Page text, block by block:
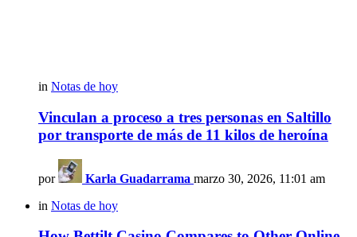
in Notas de hoy
Vinculan a proceso a tres personas en Saltillo
por transporte de más de 11 kilos de heroína
por Karla Guadarrama marzo 30, 2026, 11:01 am
in Notas de hoy